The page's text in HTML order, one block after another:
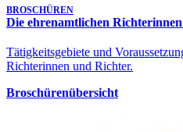
BROSCHÜREN
Die ehrenamtlichen
Tätigkeitsgebiete und
Richterinnen und Richter.
Broschürenübersicht